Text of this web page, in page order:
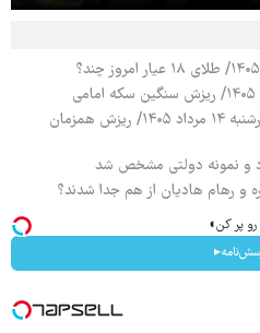
قیمت محصولات ایران خودرو چهارشنبه ۱۴ مرداد ۱۴۰۵/ ریزش همزمان
و نمونه دولتی مشخص شد
و رهام هادیان از هم جدا شدند؟
رو پر کن◖